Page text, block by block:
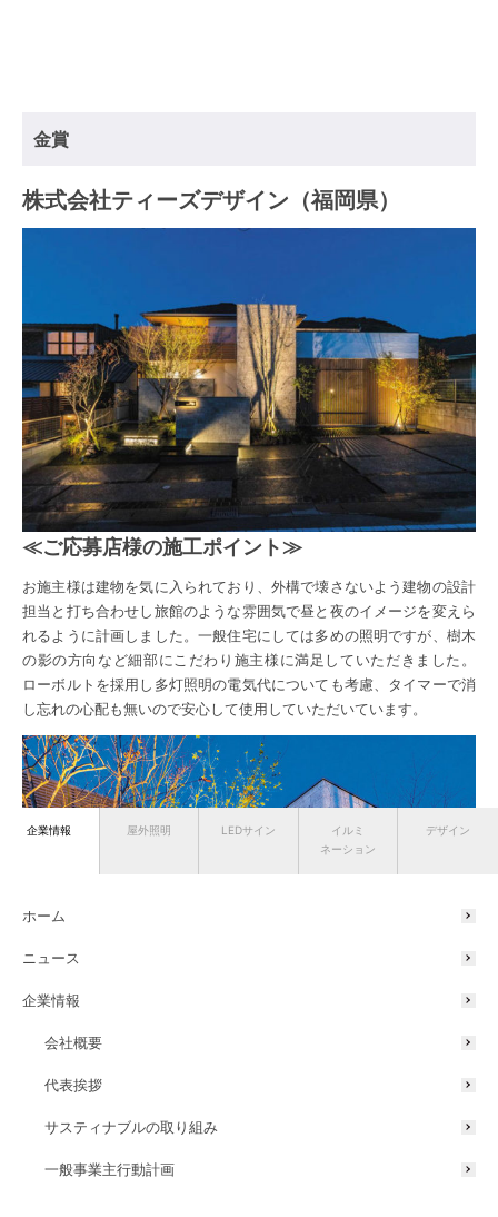
企業情報 屋外照明 LEDサイン
イルミ
ネーション
デザイン
ホーム
ニュース
企業情報
会社概要
代表挨拶
サスティナブルの取り組み
一般事業主行動計画
金賞
株式会社ティーズデザイン（福岡県）
≪ご応募店様の施工ポイント≫
お施主様は建物を気に入られており、外構で壊さないよう建物の設計
担当と打ち合わせし旅館のような雰囲気で昼と夜のイメージを変えら
れるように計画しました。一般住宅にしては多めの照明ですが、樹木
の影の方向など細部にこだわり施主様に満足していただきました。
ローボルトを採用し多灯照明の電気代についても考慮、タイマーで消
し忘れの心配も無いので安心して使用していただいています。